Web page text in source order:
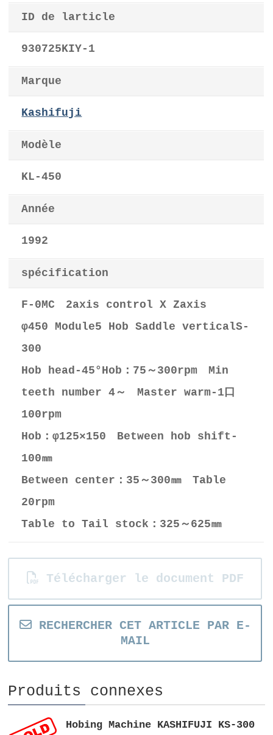
ID de larticle
930725KIY-1
Marque
Kashifuji
Modèle
KL-450
Année
1992
spécification
F-0MC 2axis control X Zaxis
φ450 Module5 Hob Saddle verticalS-
300
Hob head-45°Hob：75～300rpm Min
teeth number 4～ Master warm-1口
100rpm
Hob：φ125×150 Between hob shift-
100㎜
Between center：35～300㎜ Table
20rpm
Table to Tail stock：325～625㎜
Télécharger le document PDF
RECHERCHER CET ARTICLE PAR E-
MAIL
Produits connexes
Hobing Machine KASHIFUJI KS-300